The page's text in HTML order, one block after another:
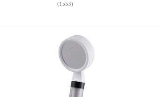
(1553)